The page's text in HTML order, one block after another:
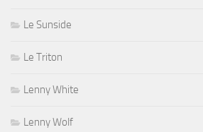
Le Sunside
Le Triton
Lenny White
Lenny Wolf